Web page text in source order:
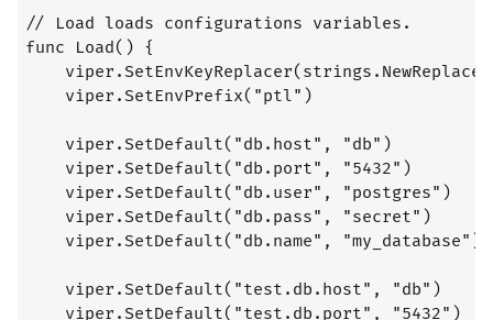
// Load loads configurations variables.
func Load() {